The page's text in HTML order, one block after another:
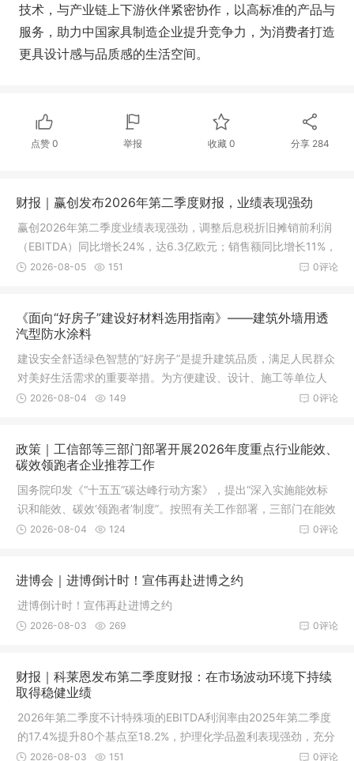
技术，与产业链上下游伙伴紧密协作，以高标准的产品与
服务，助力中国家具制造企业提升竞争力，为消费者打造
更具设计感与品质感的生活空间。
点赞 0 举报 收藏 0 分享 284
财报｜赢创发布2026年第二季度财报，业绩表现强劲
赢创2026年第二季度业绩表现强劲，调整后息税折旧摊销前利润
（EBITDA）同比增长24%，达6.3亿欧元；销售额同比增长11%，
销量和销售价格均提升7%。
0评论
2026-08-05 151
《面向“好房子”建设好材料选用指南》——建筑外墙用透
汽型防水涂料
建设安全舒适绿色智慧的“好房子”是提升建筑品质，满足人民群众
对美好生活需求的重要举措。为方便建设、设计、施工等单位人
员和广大人民群众了解
0评论
2026-08-04 149
政策｜工信部等三部门部署开展2026年度重点行业能效、
碳效领跑者企业推荐工作
国务院印发《“十五五”碳达峰行动方案》，提出“深入实施能效标
识和能效、碳效‘领跑者’制度”。按照有关工作部署，三部门在能效
领跑者工作基础上，创新开展碳效领跑者推荐工作，并将电解0评论
2026-08-04 124
进博会｜进博倒计时！宣伟再赴进博之约
进博倒计时！宣伟再赴进博之约
0评论
2026-08-03 269
财报｜科莱恩发布第二季度财报：在市场波动环境下持续
取得稳健业绩
2026年第二季度不计特殊项的EBITDA利润率由2025年第二季度
的17.4%提升80个基点至18.2%，护理化学品盈利表现强劲，充分
对冲催化剂利润率的下降
0评论
2026-08-03 151